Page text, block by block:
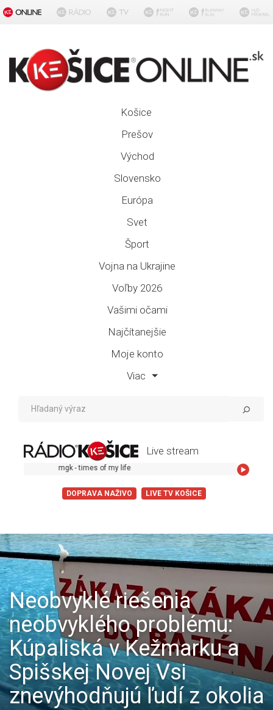
Košice
Prešov
Východ
Slovensko
Európa
Svet
Šport
Vojna na Ukrajine
Voľby 2026
Vašimi očami
Najčítanejšie
Moje konto
Viac
Live stream
mgk - times of my life
DOPRAVA NAŽIVO LIVE TV KOŠICE
Neobvyklé riešenia
neobvyklého problému:
Kúpaliská v Kežmarku a
Spišskej Novej Vsi
znevýhodňujú ľudí z okolia